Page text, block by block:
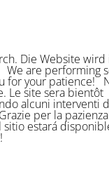
Die Website wird
We are performing
for your patience!
Le site sera bientôt
alcuni interventi
per la
sitio estará